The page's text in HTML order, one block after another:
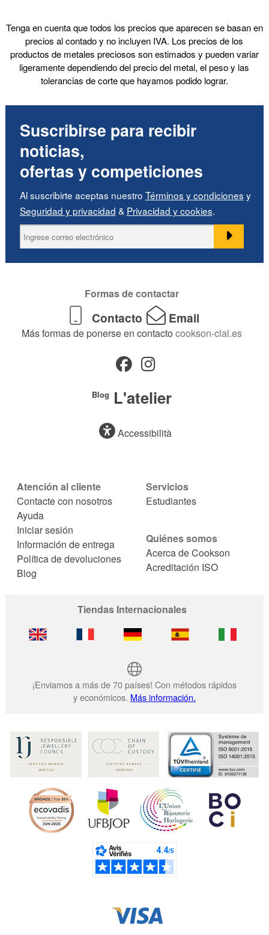
Tenga en cuenta que todos los precios que aparecen se basan en
precios al contado y no incluyen IVA. Los precios de los
productos de metales preciosos son estimados y pueden variar
ligeramente dependiendo del precio del metal, el peso y las
tolerancias de corte que hayamos podido lograr.
Suscribirse para recibir
noticias,
ofertas y competiciones
Al suscribirte aceptas nuestro Términos y condiciones y
Seguridad y privacidad & Privacidad y cookies.
Formas de contactar
Contacto Email
Más formas de ponerse en contacto cookson-clal.es
Blog L'atelier
Accessibilità
Atención al cliente
Contacte con nosotros
Ayuda
Iniciar sesión
Información de entrega
Política de devoluciones
Blog
Servicios
Estudiantes
Quiénes somos
Acerca de Cookson
Acreditación ISO
Tiendas Internacionales
¡Enviamos a más de 70 países! Con métodos rápidos
y económicos. Más información.